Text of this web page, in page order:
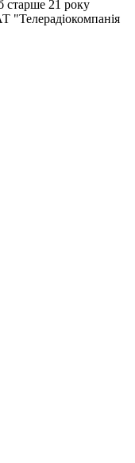
старше 21 року
"Телерадіокомпанія